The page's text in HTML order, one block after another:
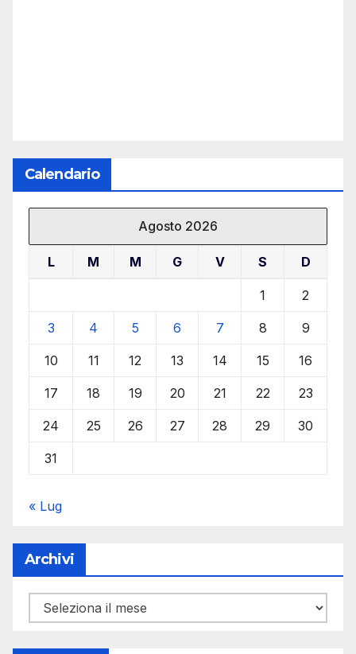
Calendario
Agosto 2026
L M M G V S D
1 2
3 4 5 6 7 8 9
10 11 12 13 14 15 16
17 18 19 20 21 22 23
24 25 26 27 28 29 30
31
« Lug
Archivi
Archivi